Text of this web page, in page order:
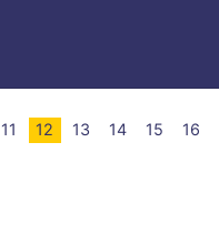
11 12 13 14 15 16